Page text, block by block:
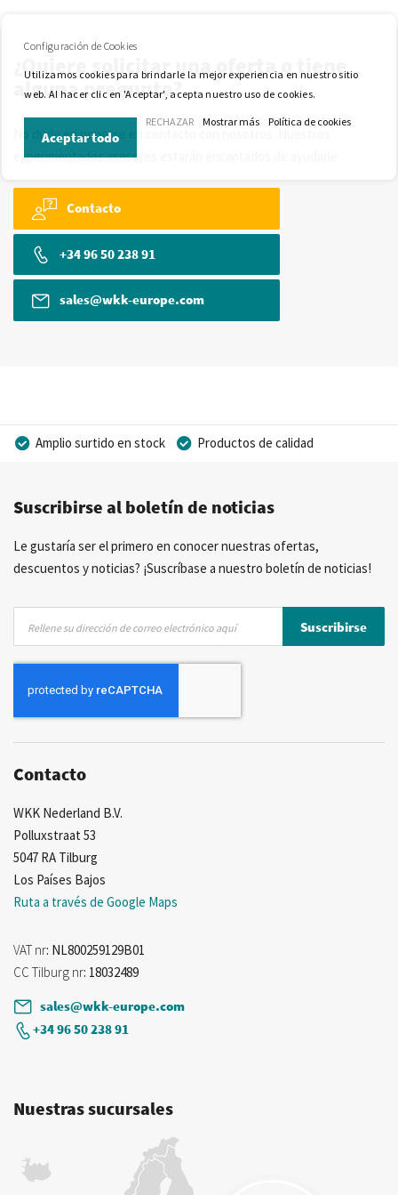
¿Quiere solicitar una oferta o tiene
alguna pregunta?
No dude en ponerse en contacto con nosotros. Nuestros
experimentados asesores estarán encantados de ayudarle.
Contacto
+34 96 50 238 91
sales@wkk-europe.com
Amplio surtido en stock
Productos de calidad
Asesoramiento personal
Más de 40 años de experiencia
Posibilidad de crear marca privada
Suscribirse al boletín de noticias
Le gustaría ser el primero en conocer nuestras ofertas,
descuentos y noticias? ¡Suscríbase a nuestro boletín de noticias!
nuestro
boletín
Suscribirse
Contacto
WKK Nederland B.V.
Polluxstraat 53
5047 RA Tilburg
Los Países Bajos
Ruta a través de Google Maps
VAT nr: NL800259129B01
CC Tilburg nr: 18032489
sales@wkk-europe.com
+34 96 50 238 91
Nuestras sucursales
Configuración de Cookies
Utilizamos cookies para brindarle la mejor experiencia en nuestro sitio
web. Al hacer clic en 'Aceptar', acepta nuestro uso de cookies.
Aceptar todo
RECHAZAR Mostrar más Política de cookies